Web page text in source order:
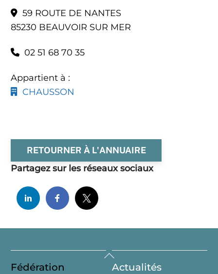
59 ROUTE DE NANTES
85230 BEAUVOIR SUR MER
02 51 68 70 35
Appartient à :
CHAUSSON
RETOURNER À L'ANNUAIRE
Partagez sur les réseaux sociaux
Back
To
Fédération Actualités